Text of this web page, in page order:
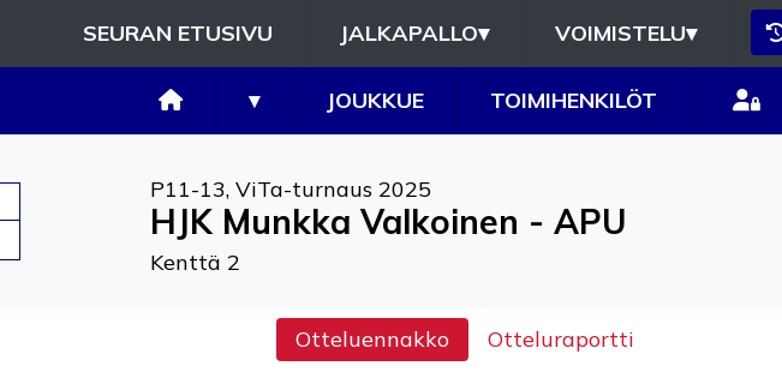
SEURAN ETUSIVU JALKAPALLO▾ VOIMISTELU▾
▾ JOUKKUE TOIMIHENKILÖT
P11-13, ViTa-turnaus 2025
HJK Munkka Valkoinen - APU
Kenttä 2
Otteluennakko Otteluraportti